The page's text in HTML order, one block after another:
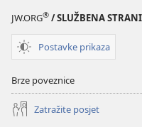
JW.ORG® / SLUŽBENA
Postavke prikaza
Brze poveznice
Zatražite posjet